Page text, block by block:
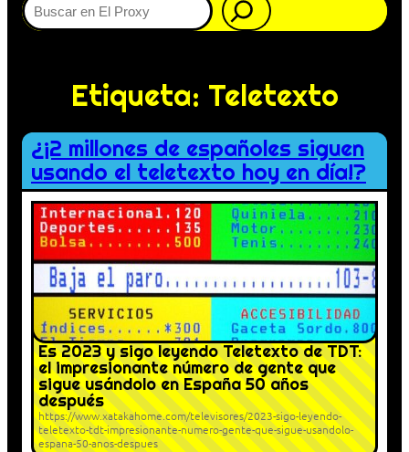
Etiqueta: Teletexto
¿¡2 millones de españoles siguen
usando el teletexto hoy en día!?
Es 2023 y sigo leyendo Teletexto de TDT:
el impresionante número de gente que
sigue usándolo en España 50 años
después
https://www.xatakahome.com/televisores/2023-sigo-leyendo-
teletexto-tdt-impresionante-numero-gente-que-sigue-usandolo-
espana-50-anos-despues